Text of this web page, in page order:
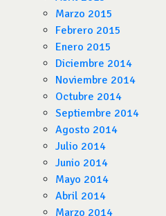
Marzo 2015
Febrero 2015
Enero 2015
Diciembre 2014
Noviembre 2014
Octubre 2014
Septiembre 2014
Agosto 2014
Julio 2014
Junio 2014
Mayo 2014
Abril 2014
Marzo 2014